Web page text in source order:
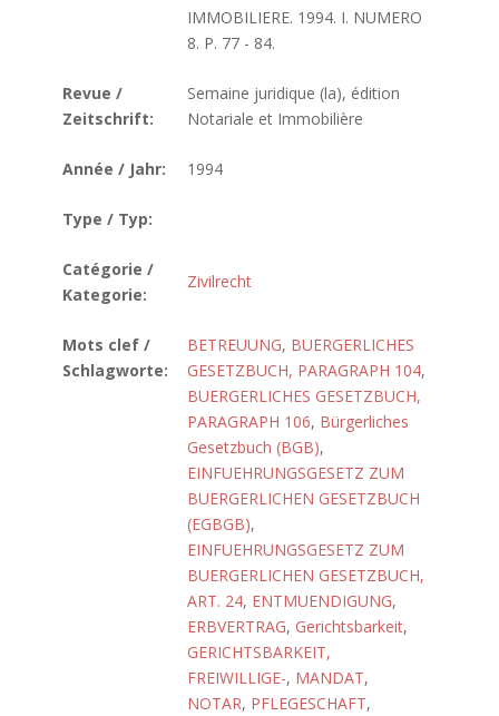
IMMOBILIERE. 1994. I. NUMERO
8. P. 77 - 84.
Revue /
Zeitschrift:
Semaine juridique (la), édition
Notariale et Immobilière
Année / Jahr: 1994
Type / Typ:
Catégorie /
Kategorie:
Zivilrecht
Mots clef /
Schlagworte:
BETREUUNG, BUERGERLICHES
GESETZBUCH, PARAGRAPH 104,
BUERGERLICHES GESETZBUCH,
PARAGRAPH 106, Bürgerliches
Gesetzbuch (BGB),
EINFUEHRUNGSGESETZ ZUM
BUERGERLICHEN GESETZBUCH
(EGBGB),
EINFUEHRUNGSGESETZ ZUM
BUERGERLICHEN GESETZBUCH,
ART. 24, ENTMUENDIGUNG,
ERBVERTRAG, Gerichtsbarkeit,
GERICHTSBARKEIT,
FREIWILLIGE-, MANDAT,
NOTAR, PFLEGESCHAFT,